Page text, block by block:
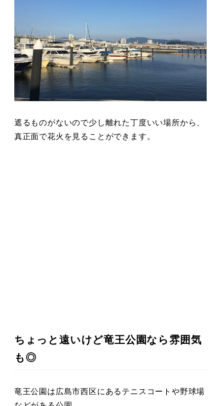
遮るものがないので少し離れた丁度いい場所から、
真正面で花火を見ることができます。
ちょっと遠いけど竜王公園なら雰囲気
も◎
竜王公園は広島市西区にあるテニスコートや野球場